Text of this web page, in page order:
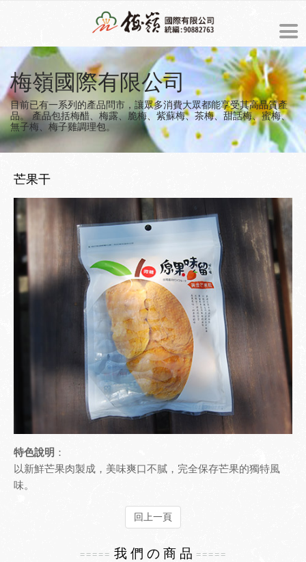
ENGLISH
最新消息
商品介紹
關於梅嶺
梅嶺的由來
經營理念
檢驗報告
聯絡我們
美食製造過程
梅子食譜
園區導覽
梅之風情
梅嶺地圖導覽
生態導覽
友站連結
梅嶺國際有限公司
目前已有一系列的產品問市，讓眾多消費大眾都能享受其高品質產
品。產品包括梅醋、梅露、脆梅、紫蘇梅、茶梅、甜話梅、蜜梅、
無子梅、梅子雞調理包。
芒果干
特色說明 ：
以新鮮芒果肉製成，美味爽口不膩，完全保存芒果的獨特風
味。
回上一頁
===== 我 們 の 商 品 =====